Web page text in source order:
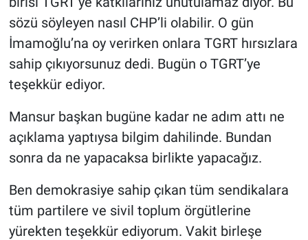
sözü söyleyen nasıl CHP’li olabilir. O gün
İmamoğlu’na oy verirken onlara TGRT hırsızlara
sahip çıkıyorsunuz dedi. Bugün o TGRT’ye
teşekkür ediyor.
Mansur başkan bugüne kadar ne adım attı ne
açıklama yaptıysa bilgim dahilinde. Bundan
sonra da ne yapacaksa birlikte yapacağız.
Ben demokrasiye sahip çıkan tüm sendikalara
tüm partilere ve sivil toplum örgütlerine
yürekten teşekkür ediyorum. Vakit birleşe